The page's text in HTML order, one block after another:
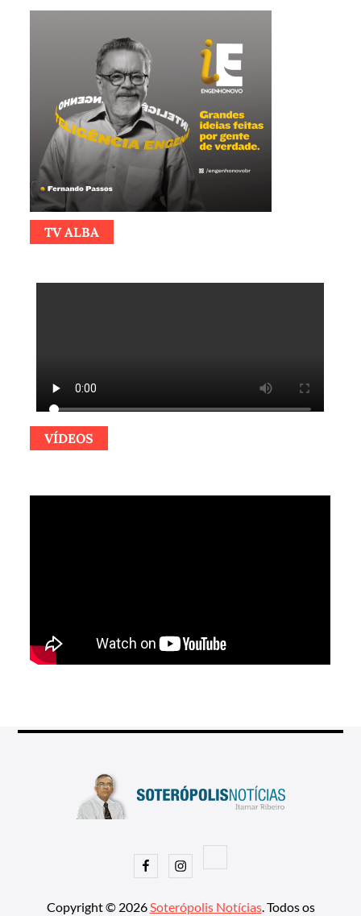
TV ALBA
VÍDEOS
FacebookInstagram
Copyright © 2026 Soterópolis Notícias. Todos os